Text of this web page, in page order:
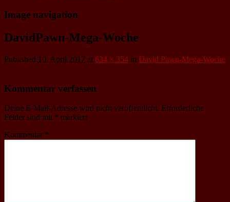
Image navigation
DavidPawn-Mega-Woche
Published 10. April 2017 at 634 × 354 in David Pawn-Mega-Woche
Kommentar verfassen
Deine E-Mail-Adresse wird nicht veröffentlicht. Erforderliche
Felder sind mit * markiert
Kommentar *